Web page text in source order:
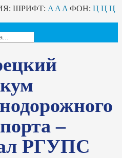
ШРИФТ: A A A ФОН: Ц Ц Ц
–
РГУПС